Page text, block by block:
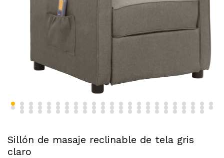
Sillón de masaje reclinable de tela gris
claro